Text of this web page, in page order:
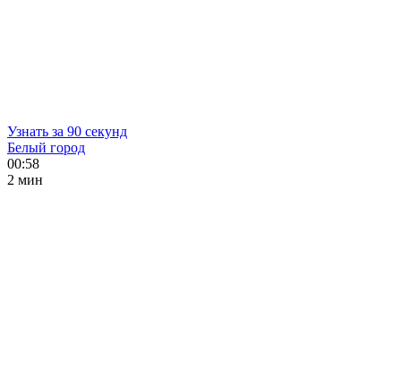
Узнать за 90 секунд
Белый город
00:58
2 мин